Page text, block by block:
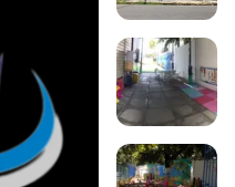
Imagem 1
Imagem 2